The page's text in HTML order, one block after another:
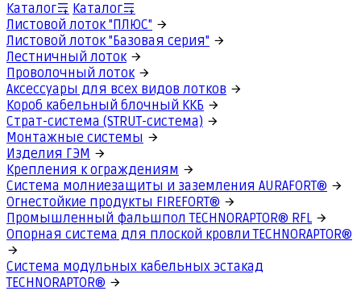
Каталог
Каталог
Листовой лоток "ПЛЮС"
Листовой лоток "Базовая серия"
Лестничный лоток
Проволочный лоток
Аксессуары для всех видов лотков
Короб кабельный блочный ККБ
Страт-система (STRUT-система)
Монтажные системы
Изделия ГЭМ
Крепления к ограждениям
Система молниезащиты и заземления AURAFORT®
Огнестойкие продукты FIREFORT®
Промышленный фальшпол TECHNORAPTOR® RFL
Опорная система для плоской кровли TECHNORAPTOR®
Система модульных кабельных эстакад
TECHNORAPTOR®